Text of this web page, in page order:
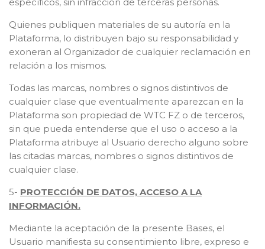
Quienes publiquen materiales de su autoría en la
Plataforma, lo distribuyen bajo su responsabilidad y
exoneran al Organizador de cualquier reclamación en
relación a los mismos.
Todas las marcas, nombres o signos distintivos de
cualquier clase que eventualmente aparezcan en la
Plataforma son propiedad de WTC FZ o de terceros,
sin que pueda entenderse que el uso o acceso a la
Plataforma atribuye al Usuario derecho alguno sobre
las citadas marcas, nombres o signos distintivos de
cualquier clase.
5- PROTECCIÓN DE DATOS, ACCESO A LA
INFORMACIÓN.
Mediante la aceptación de la presente Bases, el
Usuario manifiesta su consentimiento libre, expreso e